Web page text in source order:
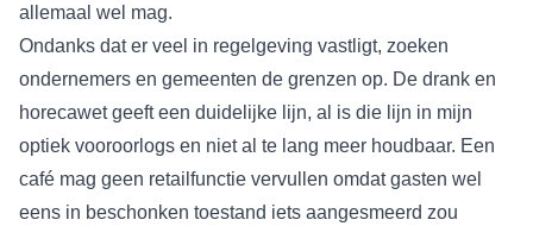
allemaal wel mag.
Ondanks dat er veel in regelgeving vastligt, zoeken
ondernemers en gemeenten de grenzen op. De drank en
horecawet geeft een duidelijke lijn, al is die lijn in mijn
optiek vooroorlogs en niet al te lang meer houdbaar. Een
café mag geen retailfunctie vervullen omdat gasten wel
eens in beschonken toestand iets aangesmeerd zou